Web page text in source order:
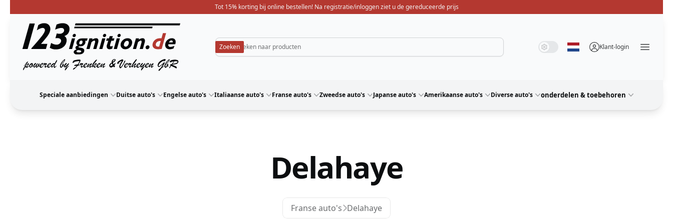
Tot 15% korting bij online bestellen! Na registratie/inloggen ziet u de gereduceerde prijs
123ignition
Systeemmodus
Lichte modus
Donkere modus
Selecteer taal
Klant-login Menü
Speciale aanbiedingen Duitse auto's Engelse auto's Italiaanse auto's Franse auto's Zweedse auto's Japanse auto's Amerikaanse auto's Diverse auto's onderdelen & toebehoren
Delahaye
Franse auto's Delahaye